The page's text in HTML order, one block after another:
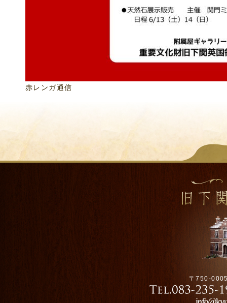
赤レンガ通信
〒750-